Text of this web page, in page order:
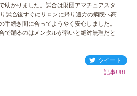
助かりました。試合は財団アマチュアスタ
試合後すぐにサロンに帰り遠方の病院へ高
手続き間に合ってようやく安心しました。
で踊るのはメンタルが弱いと絶対無理だと
ツイート
記事URL